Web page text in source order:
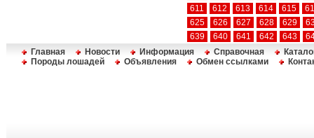
611
612 613 614 615
625
626 627 628 629
639
640 641 642 643
Главная
Новости Информация Справочная
Породы лошадей
Объявления Обмен ссылками